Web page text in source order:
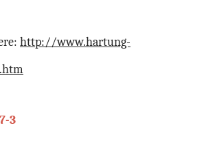
http://www.hartung-
3